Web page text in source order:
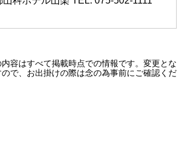
容はすべて掲載時点での情報です。変更とな
で、お出掛けの際は念の為事前にご確認くだ